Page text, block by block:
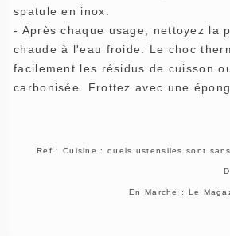
spatule en inox.
- Après chaque usage, nettoyez la
chaude à l'eau froide. Le choc
facilement les résidus de cuisson
carbonisée. Frottez avec une
Ref : Cuisine : quels ustensiles sont
En Marche : Le